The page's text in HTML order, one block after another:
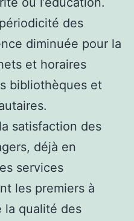
des
diminuée pour la
et horaires
bibliothèques et
satisfaction des
déjà en
services
les premiers à
la qualité des